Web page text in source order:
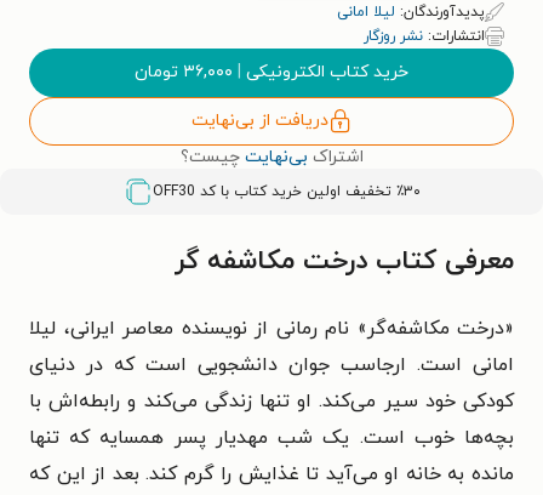
پدیدآورندگان: لیلا امانی
انتشارات: نشر روزگار
خرید کتاب الکترونیکی | ۳۶,۰۰۰ تومان
دریافت از بی‌نهایت
اشتراک بی‌نهایت چیست؟
٪۳۰ تخفیف اولین خرید کتاب با کد OFF30
معرفی کتاب درخت مکاشفه گر
«درخت مکاشفه‌گر» نام رمانی از نویسنده معاصر ایرانی، لیلا
امانی است. ارجاسب جوان دانشجویی است که در دنیای
کودکی خود سیر می‌کند. او تنها زندگی می‌کند و رابطه‌اش با
بچه‌ها خوب است. یک شب مهدیار پسر همسایه که تنها
مانده به خانه او می‌آید تا غذایش را گرم کند. بعد از این که